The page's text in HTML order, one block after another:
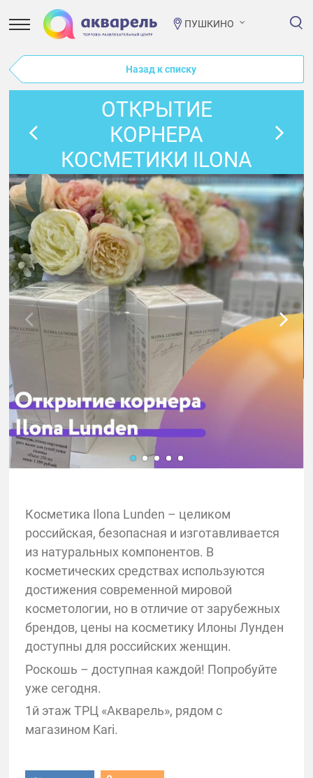
ПУШКИНО
Назад к списку
ОТКРЫТИЕ
КОРНЕРА
КОСМЕТИКИ ILONA
LUNDEN
Косметика Ilona Lunden – целиком
российская, безопасная и изготавливается
из натуральных компонентов. В
косметических средствах используются
достижения современной мировой
косметологии, но в отличие от зарубежных
брендов, цены на косметику Илоны Лунден
доступны для российских женщин.
Роскошь – доступная каждой! Попробуйте
уже сегодня.
1й этаж ТРЦ «Акварель», рядом с
магазином Kari.